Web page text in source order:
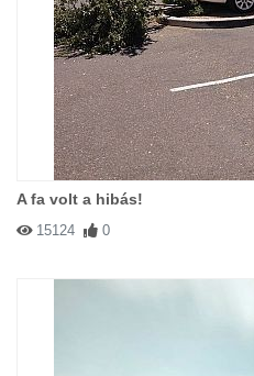
A fa volt a hibás!
15124 0